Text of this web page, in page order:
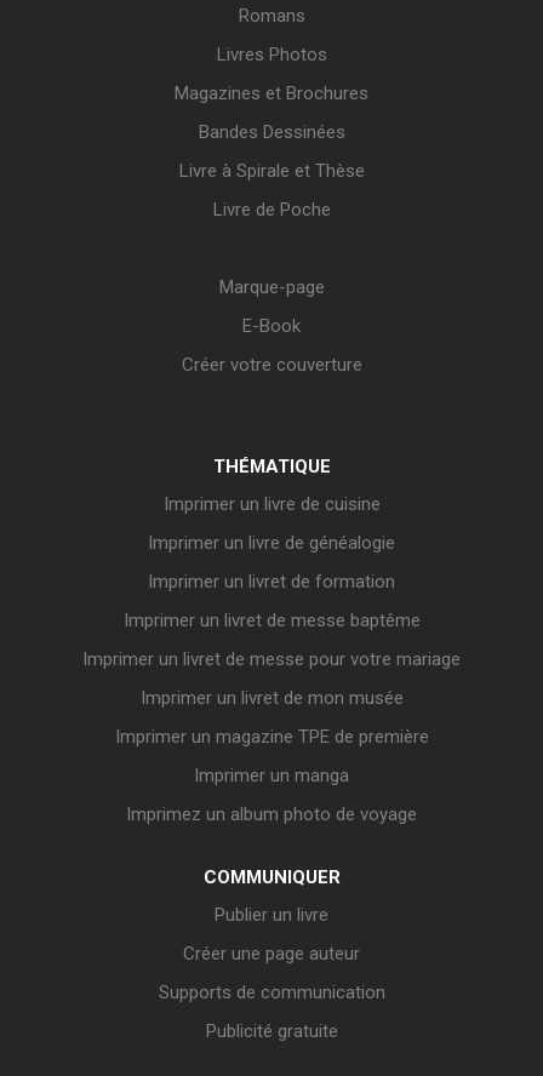
Romans
Livres Photos
Magazines et Brochures
Bandes Dessinées
Livre à Spirale et Thèse
Livre de Poche
Marque-page
E-Book
Créer votre couverture
THÉMATIQUE
Imprimer un livre de cuisine
Imprimer un livre de généalogie
Imprimer un livret de formation
Imprimer un livret de messe baptême
Imprimer un livret de messe pour votre mariage
Imprimer un livret de mon musée
Imprimer un magazine TPE de première
Imprimer un manga
Imprimez un album photo de voyage
COMMUNIQUER
Publier un livre
Créer une page auteur
Supports de communication
Publicité gratuite